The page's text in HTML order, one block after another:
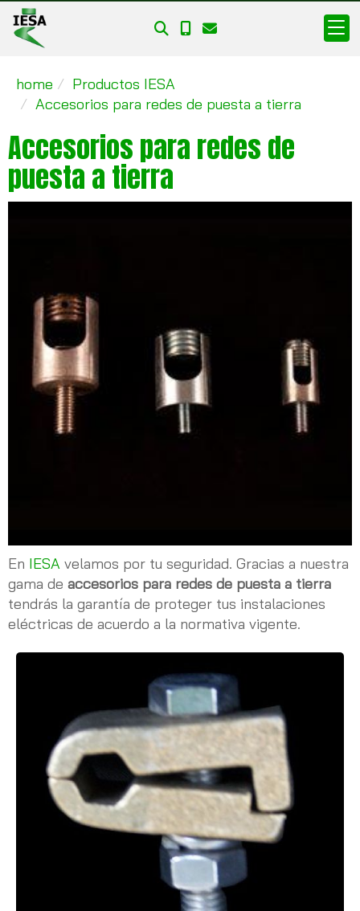
home
Productos IESA
Accesorios para redes de puesta a tierra
Accesorios para redes de
puesta a tierra
En IESA velamos por tu seguridad. Gracias a nuestra
gama de accesorios para redes de puesta a tierra
tendrás la garantía de proteger tus instalaciones
eléctricas de acuerdo a la normativa vigente.